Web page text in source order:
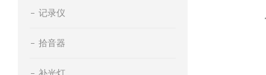
记录仪
拾音器
补光灯